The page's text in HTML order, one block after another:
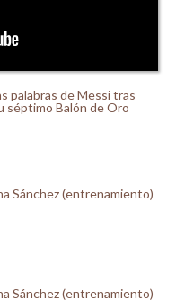
palabras de Messi tras
séptimo Balón de Oro
Sánchez (entrenamiento)
Sánchez (entrenamiento)